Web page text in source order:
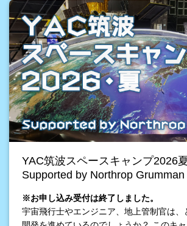
YAC筑波スペースキャンプ2026夏
Supported by Northrop Grumman
※お申し込み受付は終了しました。
宇宙飛行士やエンジニア、地上管制官は、